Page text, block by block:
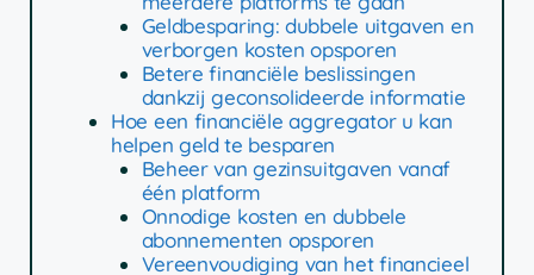
Geldbesparing: dubbele uitgaven en
verborgen kosten opsporen
Betere financiële beslissingen
dankzij geconsolideerde informatie
Hoe een financiële aggregator u kan
helpen geld te besparen
Beheer van gezinsuitgaven vanaf
één platform
Onnodige kosten en dubbele
abonnementen opsporen
Vereenvoudiging van het financieel